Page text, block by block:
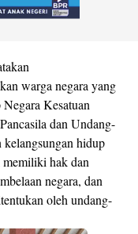
warga negara yang
Kesatuan
dan Undang-
hidup
memiliki hak dan
negara, dan
oleh undang-